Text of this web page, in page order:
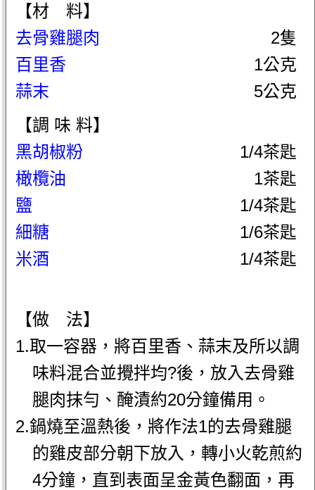
【材 料】
去骨雞腿肉
2隻
百里香
1公克
蒜末
5公克
【調 味 料】
黑胡椒粉
1/4茶匙
橄欖油
1茶匙
鹽
1/4茶匙
細糖
1/6茶匙
米酒
1/4茶匙
【做 法】
1.取一容器，將百里香、蒜末及所以調
味料混合並攪拌均?後，放入去骨雞
腿肉抹勻、醃漬約20分鐘備用。
2.鍋燒至溫熱後，將作法1的去骨雞腿
的雞皮部分朝下放入，轉小火乾煎約
4分鐘，直到表面呈金黃色翻面，再